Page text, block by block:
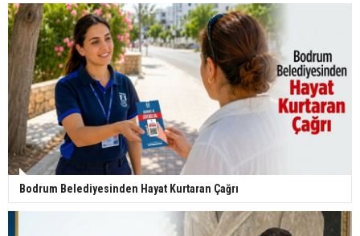
Bodrum Belediyesinden Hayat Kurtaran Çağrı